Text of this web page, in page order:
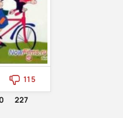
115
227